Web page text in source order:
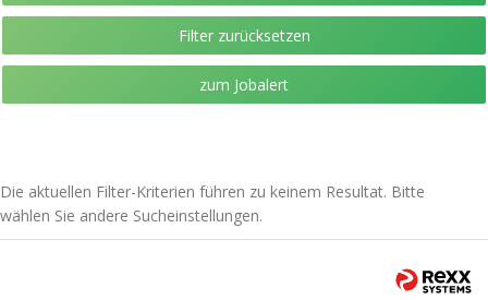
Filter zurücksetzen
zum Jobalert
Die aktuellen Filter-Kriterien führen zu keinem Resultat. Bitte
wählen Sie andere Sucheinstellungen.